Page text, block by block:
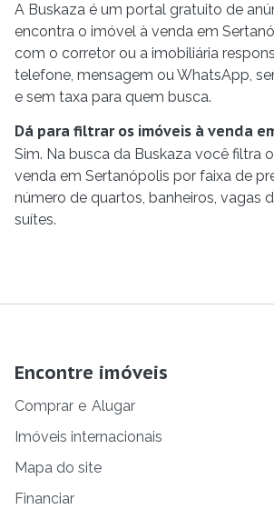
A Buskaza é um portal gratuito de
encontra o imóvel à venda em
com o corretor ou a imobiliária
telefone, mensagem ou WhatsApp,
e sem taxa para quem busca.
Dá para filtrar os imóveis à venda
Sim. Na busca da Buskaza você filtra
venda em Sertanópolis por faixa de
número de quartos, banheiros, vagas
suítes.
Encontre imóveis
Comprar e Alugar
Imóveis internacionais
Mapa do site
Financiar